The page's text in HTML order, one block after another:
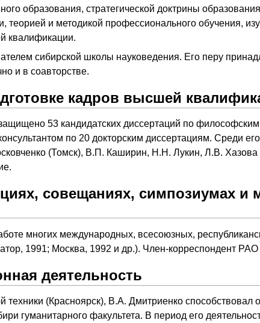
образования, стратегической доктрины
теорией и методикой профессионального обучения,
квалификации.
сибирской школы науковедения. Его перу
и в соавторстве.
кадров высшей
53 кандидатских диссертаций по
по 20 докторским диссертациям. Среди
(Томск), В.П. Каширин, Н.Н. Лукин, Л.В.
совещаниях, симпозиумах и
многих международных, всесоюзных,
1991; Москва, 1992 и др.). Член-корреспондент РАО
деятельность
техники (Красноярск), В.А. Дмитриенко способствовал
гуманитарного факультета. В период его